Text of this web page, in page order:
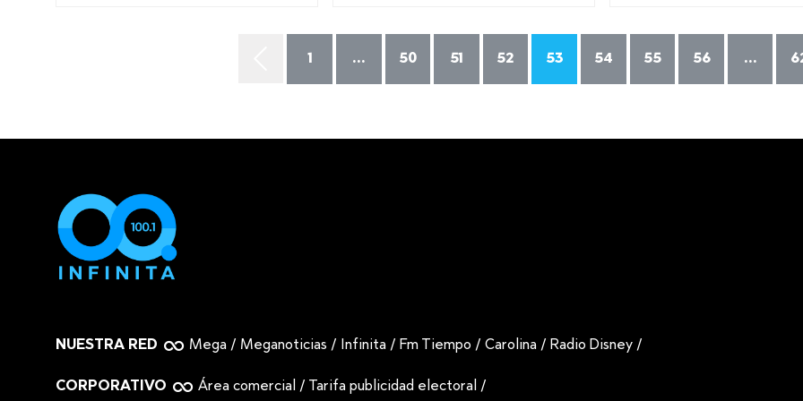
1 ... 50 51 52 53 54 55 56 ...
NUESTRA RED Mega / Meganoticias / Infinita / Fm Tiempo /Carolina / Radio Disney /
CORPORATIVO Área comercial / Tarifa publicidad electoral /